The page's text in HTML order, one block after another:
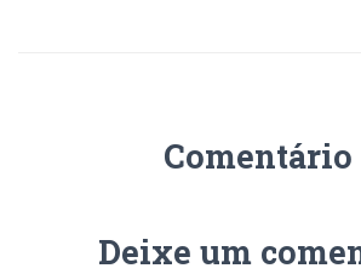
Comentário
Deixe um